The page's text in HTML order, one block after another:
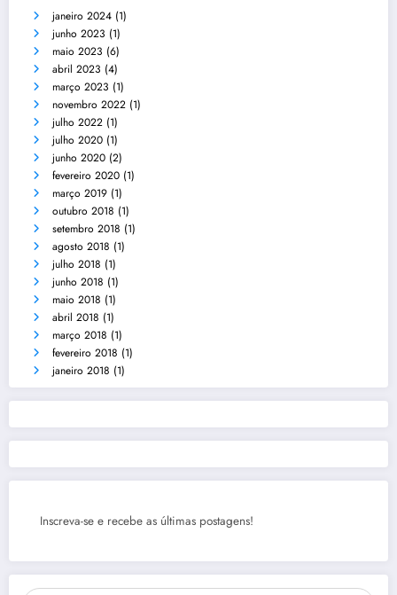
janeiro 2024 (1)
junho 2023 (1)
maio 2023 (6)
abril 2023 (4)
março 2023 (1)
novembro 2022 (1)
julho 2022 (1)
julho 2020 (1)
junho 2020 (2)
fevereiro 2020 (1)
março 2019 (1)
outubro 2018 (1)
setembro 2018 (1)
agosto 2018 (1)
julho 2018 (1)
junho 2018 (1)
maio 2018 (1)
abril 2018 (1)
março 2018 (1)
fevereiro 2018 (1)
janeiro 2018 (1)
Inscreva-se e recebe as últimas postagens!